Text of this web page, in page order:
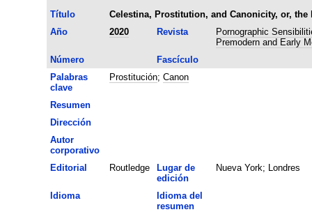
Título
Celestina, Prostitution, and Canonicity, or, the
Año
2020 Revista
Pornographic
Premodern and Early
Número
Fascículo
Palabras
clave
Prostitución; Canon
Resumen
Dirección
Autor
corporativo
Editorial
Routledge
Lugar de
edición
Nueva York; Londres
Idioma
Idioma del
resumen